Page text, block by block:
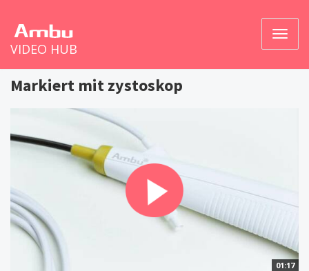
VIDEO HUB
Markiert mit zystoskop
01:17